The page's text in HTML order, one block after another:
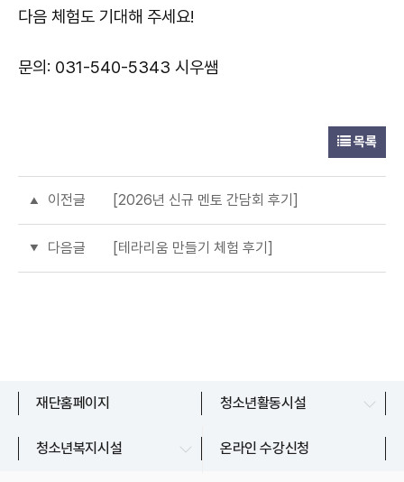
다음 체험도 기대해 주세요!
문의: 031-540-5343 시우쌤
목록
이전글 [2026년 신규 멘토 간담회 후기]
다음글 [테라리움 만들기 체험 후기]
재단홈페이지 청소년활동시설
문산청소년센터
청소년복지시설
파주시청소년상담복지센터 온라인 수강신청